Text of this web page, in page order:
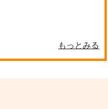
もっとみる